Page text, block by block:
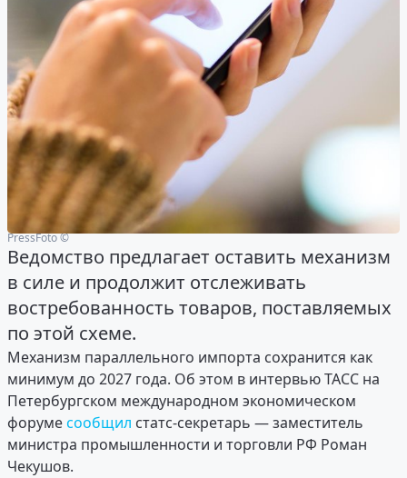
PressFoto ©
Ведомство предлагает оставить механизм
в силе и продолжит отслеживать
востребованность товаров, поставляемых
по этой схеме.
Механизм параллельного импорта сохранится как
минимум до 2027 года. Об этом в интервью ТАСС на
Петербургском международном экономическом
форумесообщил статс-секретарь — заместитель
министра промышленности и торговли РФ Роман
Чекушов.